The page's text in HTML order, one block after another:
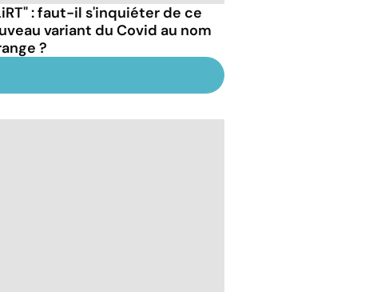
: faut-il s'inquiéter de ce
variant du Covid au nom
?